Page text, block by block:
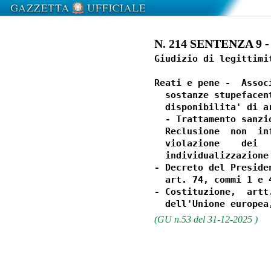
N. 214 SENTENZA 9
Giudizio di
Reati e pene -
sostanze
disponibilita' di
- Trattamento
Reclusione  non
violazione    dei
- Decreto del
art. 74, commi 1 e
- Costituzione,
(GU n.53 del 31-12-2025 )